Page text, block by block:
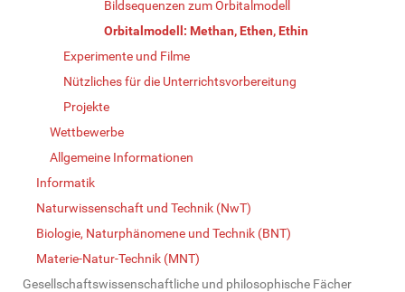
Bildsequenzen zum Orbitalmodell
Orbitalmodell: Methan, Ethen, Ethin
Experimente und Filme
Nützliches für die Unterrichtsvorbereitung
Projekte
Wettbewerbe
Allgemeine Informationen
Informatik
Naturwissenschaft und Technik (NwT)
Biologie, Naturphänomene und Technik (BNT)
Materie-Natur-Technik (MNT)
Gesellschaftswissenschaftliche und philosophische Fächer